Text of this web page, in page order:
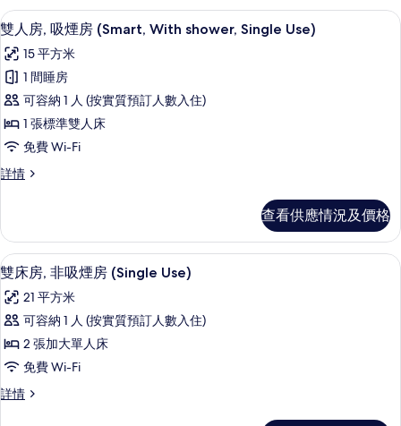
房
(Smart,
With
shower)
的
相
片
煙
房
(Smart,
With
shower)
詳
情
載
入
所
有
雙
人
吸
房
(Smart,
With
shower,
Single
Use)
的
相
片
5
雙人房, 吸煙房 (Smart, With shower, Single Use)
15 平方米
1 間睡房
可容納 1 人 (按實質預訂人數入住)
1 張標準雙人床
免費 Wi-Fi
詳情
雙
煙
房
(Smart,
shower,
Single
詳
情
查看供應情況及價格
載
入
所
有
雙
房,
4
雙床房, 非吸煙房 (Single Use)
21 平方米
可容納 1 人 (按實質預訂人數入住)
2 張加大單人床
免費 Wi-Fi
詳情
雙